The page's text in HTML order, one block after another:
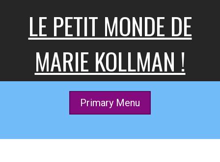
LE PETIT MONDE DE
MARIE KOLLMAN !
Primary Menu